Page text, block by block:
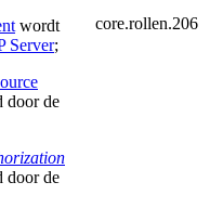
wordt
Server;
door de
door de
core.rollen.206